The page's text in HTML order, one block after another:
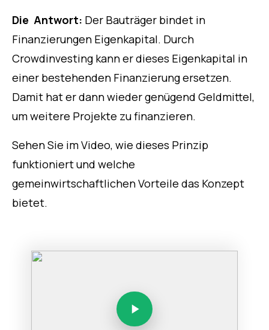
Die Antwort: Der Bauträger bindet in
Finanzierungen Eigenkapital. Durch
Crowdinvesting kann er dieses Eigenkapital in
einer bestehenden Finanzierung ersetzen.
Damit hat er dann wieder genügend Geldmittel,
um weitere Projekte zu finanzieren.
Sehen Sie im Video, wie dieses Prinzip
funktioniert und welche
gemeinwirtschaftlichen Vorteile das Konzept
bietet.